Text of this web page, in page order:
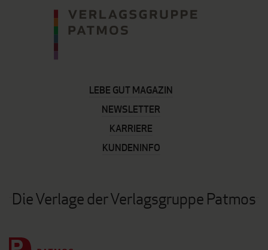
LEBE GUT MAGAZIN
NEWSLETTER
KARRIERE
KUNDENINFO
Die Verlage der Verlagsgruppe Patmos